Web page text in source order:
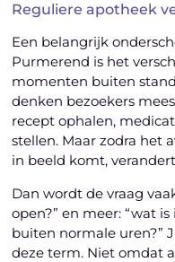
Reguliere apotheek
Een belangrijk
Purmerend is het
momenten buiten
denken bezoekers
recept ophalen,
stellen. Maar zodra het
in beeld komt,
Dan wordt de vraag
open?” en meer: “wat
buiten normale uren?”
deze term. Niet omdat